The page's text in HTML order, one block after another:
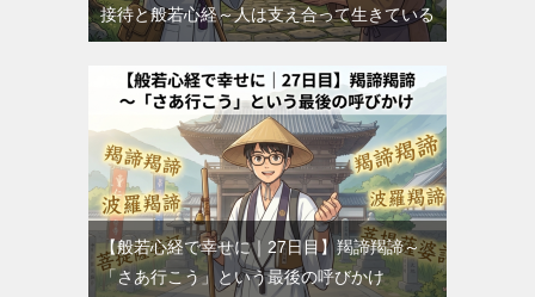
接待と般若心経～人は支え合って生きている
【般若心経で幸せに｜27日目】羯諦羯諦～
「さあ行こう」という最後の呼びかけ